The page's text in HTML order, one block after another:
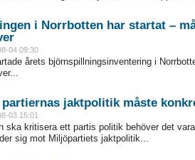
i Norrbotten har startat –
04 09:30
årets björnspillningsinventering i
jaktpolitik måste
03 15:01
ska kritisera ett partis politik behöver det
sig mot Miljöpartiets jaktpolitik...